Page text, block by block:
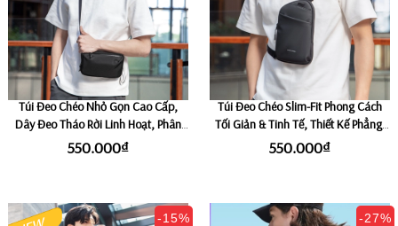
Túi Đeo Chéo Nhỏ Gọn Cao Cấp,
Dây Đeo Tháo Rời Linh Hoạt, Phân
Loại Phụ Kiện Thông Minh, Thiết Kế
550.000₫
Túi Đeo Chéo Slim-Fit Phong Cách
Tối Giản & Tinh Tế, Thiết Kế Phẳng,
Dành Cho Người Yêu Thích Sự Gọn
550.000₫
-15% -27%